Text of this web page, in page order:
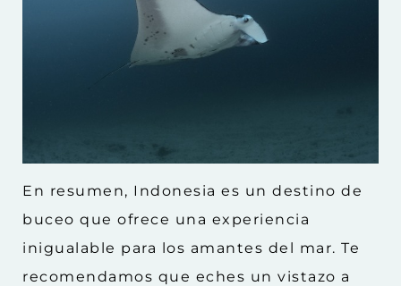
En resumen, Indonesia es un destino de
buceo que ofrece una experiencia
inigualable para los amantes del mar. Te
recomendamos que eches un vistazo a